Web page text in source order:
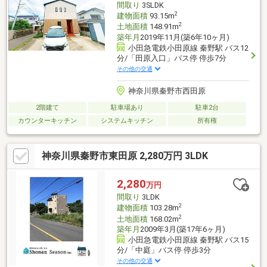
間取り 3SLDK
建物面積93.15m2
土地面積148.91m2
築年月 2019年11月(築6年10ヶ月)
小田急電鉄小田原線 秦野駅 バス12
分/「田原入口」バス停 停歩7分
その他の交通
神奈川県秦野市西田原
2階建て 駐車場あり
駐車2台
カウンターキッチン
システムキッチン 所有権
神奈川県秦野市東田原 2,280万円 3LDK
2,280万円
間取り 3LDK
建物面積103.28m2
土地面積168.02m2
築年月 2009年3月(築17年6ヶ月)
小田急電鉄小田原線 秦野駅 バス15
分/「中庭」バス停 停歩3分
その他の交通